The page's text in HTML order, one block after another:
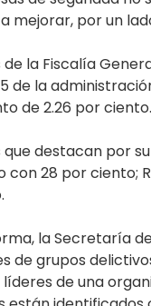
mejorar, por un
la Fiscalía
de la
de 2.26 por ciento.
que destacan por
con 28 por ciento;
la Secretaría
de grupos
de una